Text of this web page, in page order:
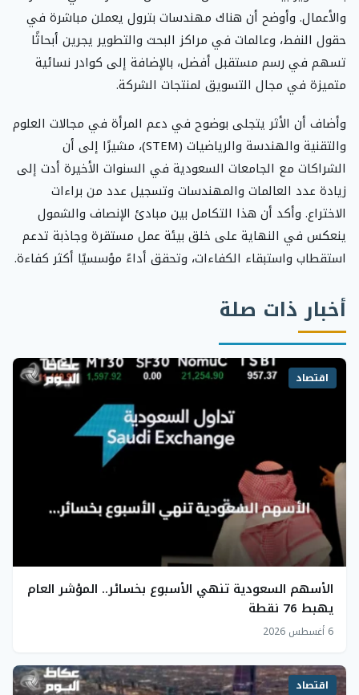
والأعمال. وأوضح أن هناك مهندسات بترول يعملن مباشرة في
حقول النفط، وعالمات في مراكز البحث والتطوير يجرين أبحاثًا
تسهم في رسم مستقبل أفضل، بالإضافة إلى كوادر نسائية
متميزة في مجال التسويق لمنتجات الشركة.
وأضاف أن الأثر يتجلى بوضوح في دعم المرأة في مجالات العلوم
والتقنية والهندسة والرياضيات (STEM)، مشيرًا إلى أن
الشراكات مع الجامعات السعودية في السنوات الأخيرة أدت إلى
زيادة عدد العالمات والمهندسات وتسجيل عدد من براءات
الاختراع. وأكد أن هذا التكامل بين مبادئ الإنصاف والشمول
ينعكس في النهاية على خلق بيئة عمل مستقرة وجاذبة تدعم
استقطاب واستبقاء الكفاءات، وتحقق أداءً مؤسسيًا أكثر كفاءة.
أخبار ذات صلة
اقتصاد
الأسهم السعودية تنهي الأسبوع بخسائر.. المؤشر العام
يهبط 76 نقطة
6 أغسطس 2026
اقتصاد